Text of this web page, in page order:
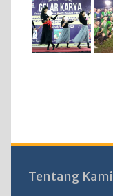
Tentang Kami